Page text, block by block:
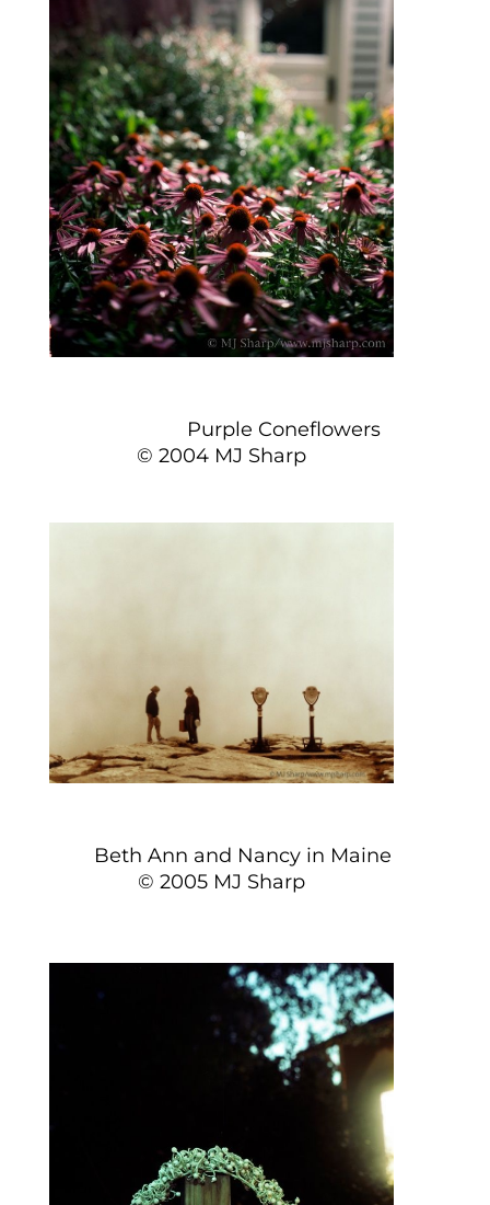
Purple Coneflowers
© 2004 MJ Sharp
Beth Ann and Nancy in Maine
© 2005 MJ Sharp